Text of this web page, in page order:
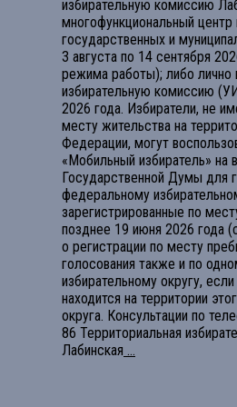
избирательную комиссию
многофункциональный центр
государственных и
3 августа по 14 сентября
режима работы); либо лично
избирательную комиссию
2026 года. Избиратели, не
месту жительства на
Федерации, могут
«Мобильный избиратель» на
Государственной Думы для
федеральному
зарегистрированные по
позднее 19 июня 2026 года
о регистрации по месту
голосования также и по
избирательному округу,
находится на территории
округа. Консультации по
86 Территориальная
Лабинская ...